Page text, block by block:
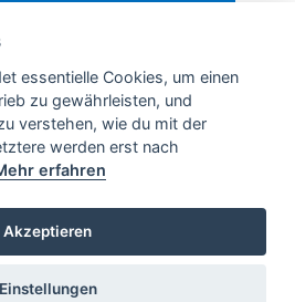
essentielle Cookies, um einen
zu gewährleisten, und
verstehen, wie du mit der
werden erst nach
erfahren
Akzeptieren
Einstellungen